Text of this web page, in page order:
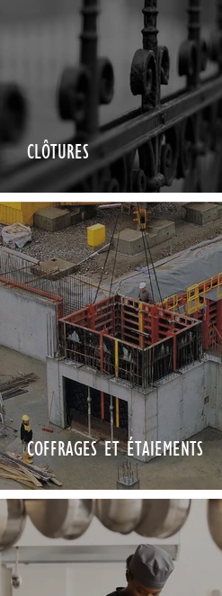
CLÔTURES
COFFRAGES ET ÉTAIEMENTS